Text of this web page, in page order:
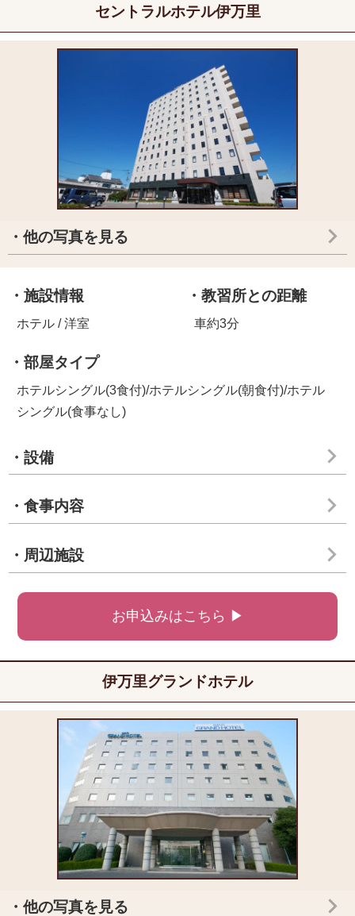
セントラルホテル伊万里
・他の写真を見る
・施設情報
ホテル / 洋室
・教習所との距離
車約3分
・部屋タイプ
ホテルシングル(3食付)/ホテルシングル(朝食付)/ホテル
シングル(食事なし)
・設備
・食事内容
・周辺施設
お申込みはこちら ▶
伊万里グランドホテル
・他の写真を見る